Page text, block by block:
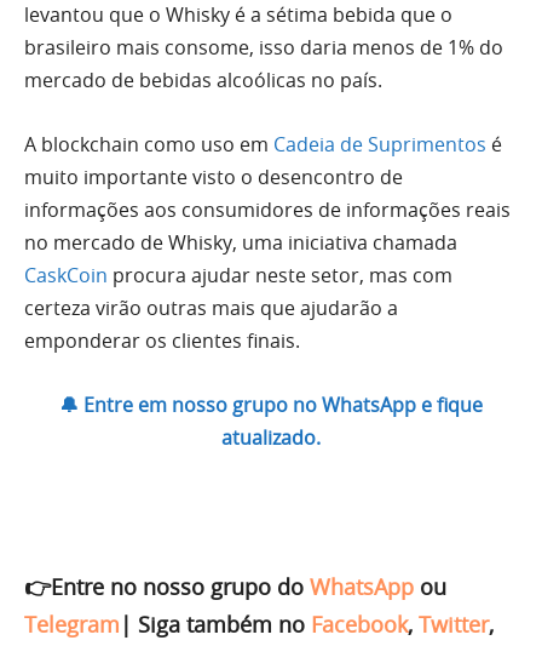
levantou que o Whisky é a sétima bebida que o
brasileiro mais consome, isso daria menos de 1% do
mercado de bebidas alcoólicas no país.
A blockchain como uso em Cadeia de Suprimentos é
muito importante visto o desencontro de
informações aos consumidores de informações reais
no mercado de Whisky, uma iniciativa chamada
CaskCoin procura ajudar neste setor, mas com
certeza virão outras mais que ajudarão a
emponderar os clientes finais.
🔔 Entre em nosso grupo no WhatsApp e fique
atualizado.
👉Entre no nosso grupo do WhatsApp ou
Telegram | Siga também no Facebook, Twitter,